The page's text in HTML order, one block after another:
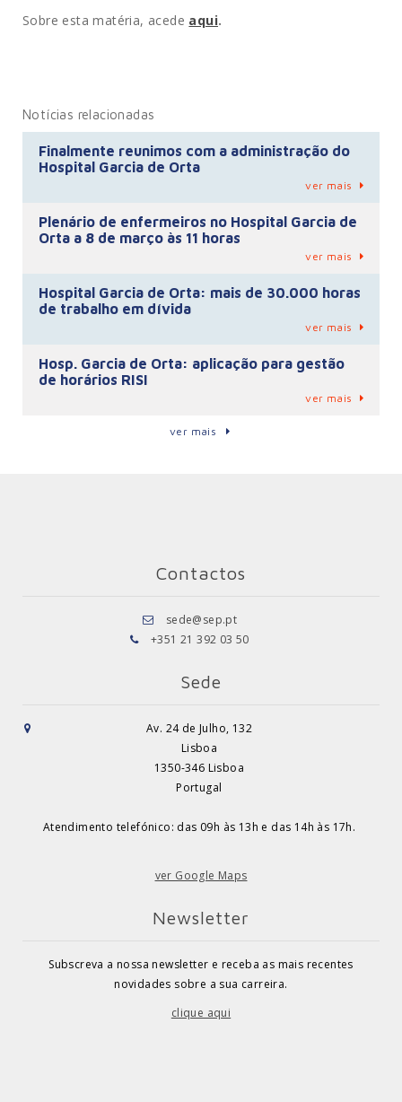
Sobre esta matéria, acede aqui.
Notícias relacionadas
Finalmente reunimos com a administração do
Hospital Garcia de Orta
ver mais
Plenário de enfermeiros no Hospital Garcia de
Orta a 8 de março às 11 horas
ver mais
Hospital Garcia de Orta: mais de 30.000 horas
de trabalho em dívida
ver mais
Hosp. Garcia de Orta: aplicação para gestão
de horários RISI
ver mais
ver mais
Contactos
sede@sep.pt
+351 21 392 03 50
Sede
Av. 24 de Julho, 132
Lisboa
1350-346 Lisboa
Portugal
Atendimento telefónico: das 09h às 13h e das 14h às 17h.
ver Google Maps
Newsletter
Subscreva a nossa newsletter e receba as mais recentes
novidades sobre a sua carreira.
clique aqui